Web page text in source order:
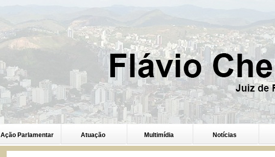
Ação Parlamentar Atuação Multimídia Notícias